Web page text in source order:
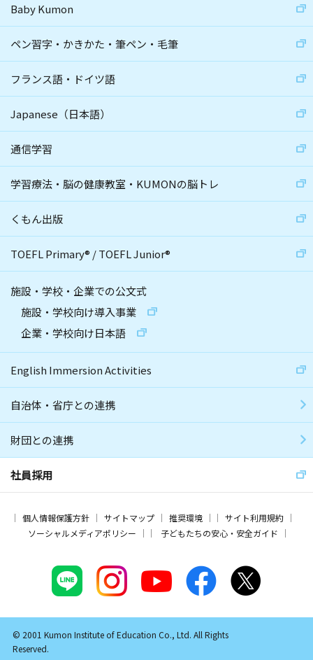
Baby Kumon
ペン習字・かきかた・筆ペン・毛筆
フランス語・ドイツ語
Japanese（日本語）
通信学習
学習療法・脳の健康教室・KUMONの脳トレ
くもん出版
TOEFL Primary® /TOEFL Junior®
施設・学校・企業での公文式
施設・学校向け導入事業
企業・学校向け日本語
English Immersion Activities
自治体・省庁との連携
財団との連携
社員採用
個人情報保護方針 サイトマップ 推奨環境
サイト利用規約
ソーシャルメディアポリシー
子どもたちの安心・安全ガイド
© 2001 Kumon Institute of Education Co., Ltd. All Rights
Reserved.